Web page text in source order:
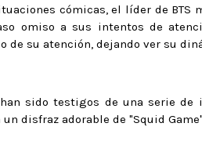
cómicas, el líder de BTS
omiso a sus intentos de
de su atención, dejando ver su
han sido testigos de una serie
disfraz adorable de "Squid